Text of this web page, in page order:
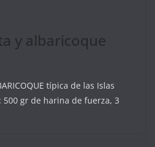
y albaricoque
típica de las Islas
500 gr de harina de fuerza, 3